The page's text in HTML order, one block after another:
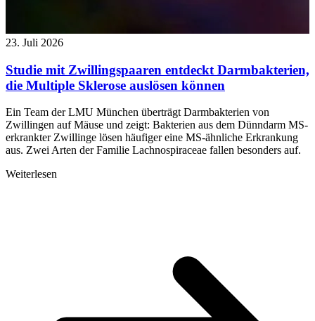
23. Juli 2026
Studie mit Zwillingspaaren entdeckt Darmbakterien,
die Multiple Sklerose auslösen können
Ein Team der LMU München überträgt Darmbakterien von
Zwillingen auf Mäuse und zeigt: Bakterien aus dem Dünndarm MS-
erkrankter Zwillinge lösen häufiger eine MS-ähnliche Erkrankung
aus. Zwei Arten der Familie Lachnospiraceae fallen besonders auf.
Weiterlesen